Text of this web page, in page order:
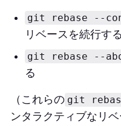
git rebase --
リベースを続行する
git rebase --
る
（これらの git
ンタラクティブなリ